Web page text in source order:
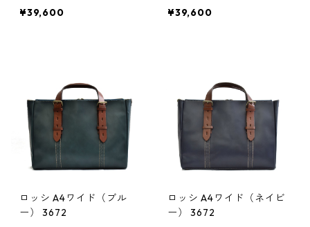
¥39,600
¥39,600
ロッシ A4ワイド（ブル
ー） 3672
ロッシ A4ワイド（ネイビ
ー） 3672